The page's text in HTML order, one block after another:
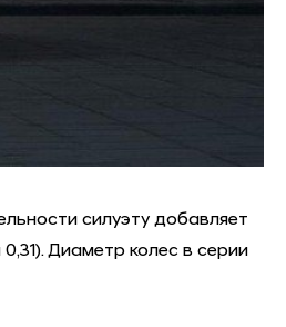
силуэту добавляет
Диаметр колес в серии